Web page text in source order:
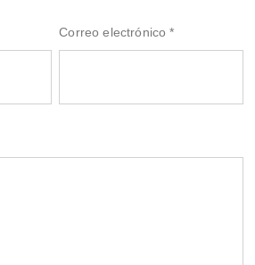
Correo electrónico*